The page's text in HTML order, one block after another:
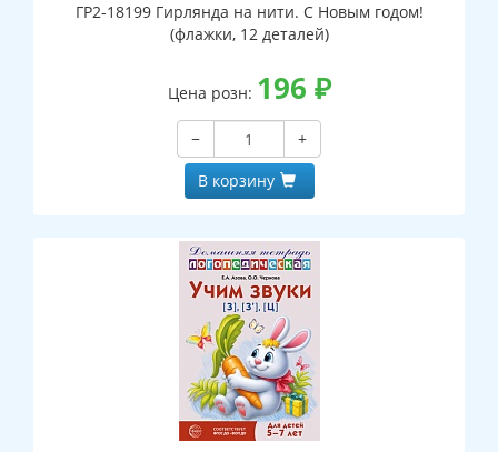
ГР2-18199 Гирлянда на нити. С Новым годом!
(флажки, 12 деталей)
Цена розн: 196 ₽
−
+
В корзину